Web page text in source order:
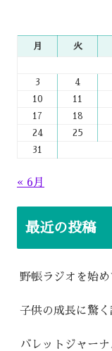
月 火
3
4
10
11
17
18
24
25
31
« 6月
最近の投稿
野帳ラジオを始め
子供の成長に驚く
バレットジャー